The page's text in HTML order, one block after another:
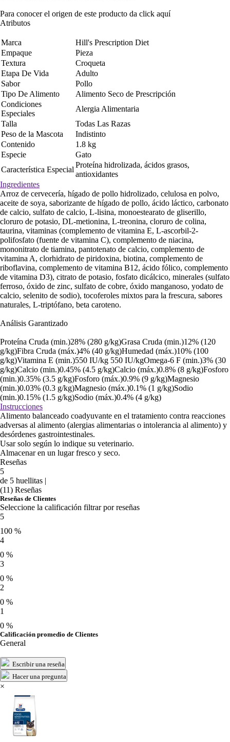
Para conocer el origen de este producto da click aquí
Atributos
Marca
Hill's Prescription Diet
Empaque
Pieza
Textura
Croqueta
Etapa De Vida
Adulto
Sabor
Pollo
Tipo De Alimento
Alimento Seco de Prescripción
Condiciones
Especiales
Alergia Alimentaria
Talla
Todas Las Razas
Peso de la Mascota
Indistinto
Contenido
1.8 kg
Especie
Gato
Característica Especial
Proteína hidrolizada, ácidos grasos,
antioxidantes
Ingredientes
Arroz de cervecería, hígado de pollo hidrolizado, celulosa en polvo,
aceite de soya, saborizante de hígado de pollo, ácido láctico, carbonato
de calcio, sulfato de calcio, L-lisina, monoestearato de gliserillo,
cloruro de potasio, DL-metionina, L-treonina, cloruro de colina,
taurina, vitaminas (complemento de vitamina E, L-ascorbil-2-
polifosfato (fuente de vitamina C), complemento de niacina,
mononitrato de tiamina, pantotenato de calcio, complemento de
vitamina A, clorhidrato de piridoxina, biotina, complemento de
riboflavina, complemento de vitamina B12, ácido fólico, complemento
de vitamina D3), citrato de potasio, fosfato dicálcico, minerales (sulfato
ferroso, óxido de zinc, sulfato de cobre, óxido manganoso, yodato de
calcio, selenito de sodio), tocoferoles mixtos para la frescura, sabores
naturales, L-triptófano, beta caroteno.
Análisis Garantizado
Proteína Cruda (min.)28% (280 g/kg)Grasa Cruda (min.)12% (120
g/kg)Fibra Cruda (máx.)4% (40 g/kg)Humedad (máx.)10% (100
g/kg)Vitamina E (min.)550 IU/kg 550 IU/kgOmega-6 F (min.)3% (30
g/kg)Calcio (min.)0.45% (4.5 g/kg)Calcio (máx.)0.8% (8 g/kg)Fosforo
(min.)0.35% (3.5 g/kg)Fosforo (máx.)0.9% (9 g/kg)Magnesio
(min.)0.03% (0.3 g/kg)Magnesio (máx.)0.1% (1 g/kg)Sodio
(min.)0.15% (1.5 g/kg)Sodio (máx.)0.4% (4 g/kg)
Instrucciones
Alimento balanceado coadyuvante en el tratamiento contra reacciones
adversas al alimento (alergias alimentarias o intolerancia al alimento) y
desórdenes gastrointestinales.
Usar solo según lo indique su veterinario.
Almacenar en un lugar fresco y seco.
Reseñas
5
de 5 huellitas |
(11) Reseñas
Reseñas de Clientes
Seleccione la calificación filtrar por reseñas
5
100 %
4
0 %
3
0 %
2
0 %
1
0 %
Calificación promedio de Clientes
General
Escribir una reseña
Hacer una pregunta
×